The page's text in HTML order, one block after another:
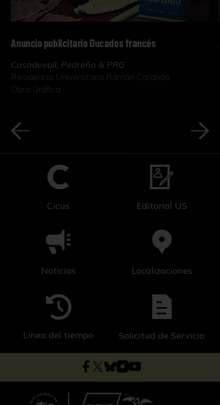
Anuncio publicitario Ducados francés
Casadevall, Pedreño & PRG
Residencia Universitaria Ramón Carande
Obra Gráfica
Cicus Editorial US
Noticias Localizaciones
Línea del tiempo Solicitud de Servicio